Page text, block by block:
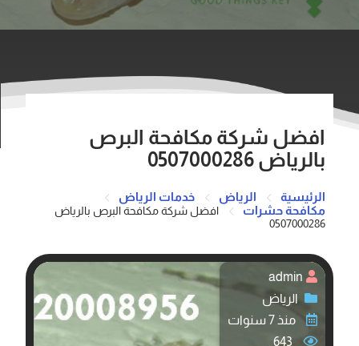
افضل شركة مكافحة البرص
بالرياض 0507000286
الرئيسية الرياض
خدمات الرياض
مكافحة حشرات
افضل شركة مكافحة البرص بالرياض
0507000286
admin
الرياض
منذ 7 سنوات